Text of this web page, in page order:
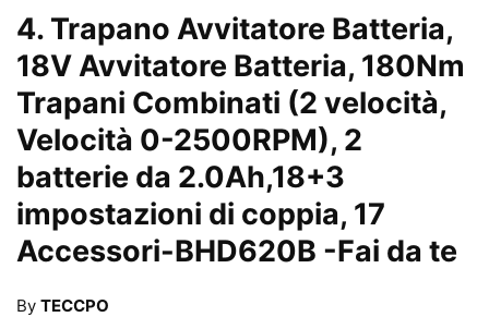
4. Trapano Avvitatore Batteria,
18V Avvitatore Batteria, 180Nm
Trapani Combinati (2 velocità,
Velocità 0-2500RPM), 2
batterie da 2.0Ah,18+3
impostazioni di coppia, 17
Accessori-BHD620B -Fai da te
By TECCPO